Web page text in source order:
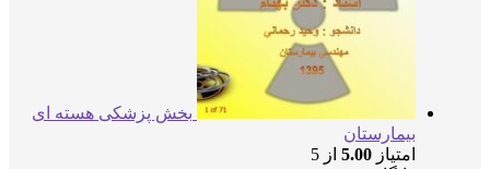
بخش پزشکی هسته ای
بیمارستان
5.00از 5